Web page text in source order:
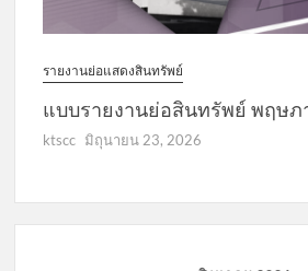
รายงานย่อแสดงสินทรัพย์
แบบรายงานย่อสินทรัพย์ พฤษภ
ktscc มิถุนายน 23, 2026